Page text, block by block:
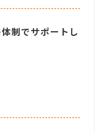
制でサポートし